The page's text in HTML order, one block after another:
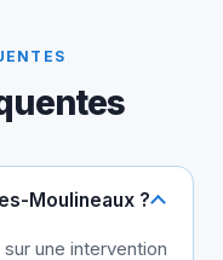
Moulineaux ?
une intervention